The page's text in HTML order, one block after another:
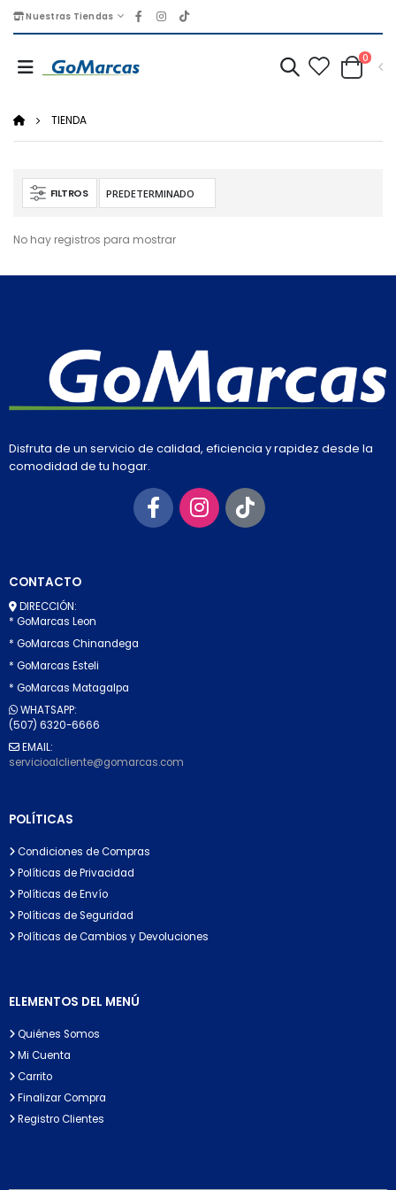
Nuestras Tiendas
0
TIENDA
FILTROS
No hay registros para mostrar
Disfruta de un servicio de calidad, eficiencia y rapidez desde la
comodidad de tu hogar.
CONTACTO
DIRECCIÓN:
* GoMarcas Leon
* GoMarcas Chinandega
* GoMarcas Esteli
* GoMarcas Matagalpa
WHATSAPP:
(507) 6320-6666
EMAIL:
servicioalcliente@gomarcas.com
POLÍTICAS
Condiciones de Compras
Políticas de Privacidad
Políticas de Envío
Políticas de Seguridad
Políticas de Cambios y Devoluciones
ELEMENTOS DEL MENÚ
Quiénes Somos
Mi Cuenta
Carrito
Finalizar Compra
Registro Clientes